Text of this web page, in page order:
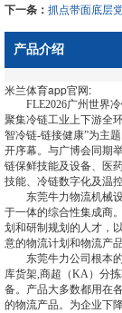
下一条： 抓点带面底层
产品介绍
米兰体育app官网:
FLE2026广州世界冷
聚集冷链工业上下游全
智冷链-链接健康”为主
开序幕。与广博会同期
链保鲜技能及设备、医
技能、冷链数字化及温
东莞牛力物流机械设
于一体的综合性集成商
划和研制规划的人才，
意的物流计划和物流产
东莞牛力公司根本的
库货架,商超（KA）分
备。产品大多数都用在
的物流产品。为企业下